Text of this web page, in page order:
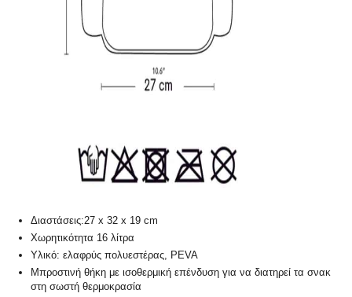
Διαστάσεις:27 x 32 x 19 cm
Χωρητικότητα 16 λίτρα
Υλικό: ελαφρύς πολυεστέρας, PEVA
Μπροστινή θήκη με ισοθερμική επένδυση για να διατηρεί τα σνακ
στη σωστή θερμοκρασία